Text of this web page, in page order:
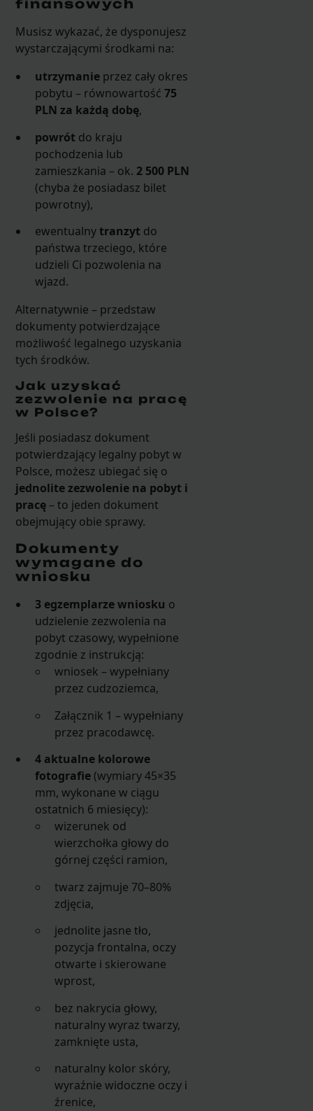
finansowych
Musisz wykazać, że dysponujesz
wystarczającymi środkami na:
utrzymanie przez cały okres
pobytu – równowartość75
PLN za każdą dobę,
powrót do kraju
pochodzenia lub
zamieszkania – ok. 2 500 PLN
(chyba że posiadasz bilet
powrotny),
ewentualnytranzyt do
państwa trzeciego, które
udzieli Ci pozwolenia na
wjazd.
Alternatywnie – przedstaw
dokumenty potwierdzające
możliwość legalnego uzyskania
tych środków.
Jak uzyskać
zezwolenie na pracę
w Polsce?
Jeśli posiadasz dokument
potwierdzający legalny pobyt w
Polsce, możesz ubiegać się o
jednolite zezwolenie na pobyt i
pracę– to jeden dokument
obejmujący obie sprawy.
Dokumenty
wymagane do
wniosku
3 egzemplarze wniosku o
udzielenie zezwolenia na
pobyt czasowy, wypełnione
zgodnie z instrukcją:
wniosek – wypełniany
przez cudzoziemca,
Załącznik 1 – wypełniany
przez pracodawcę.
4 aktualne kolorowe
fotografie (wymiary 45×35
mm, wykonane w ciągu
ostatnich 6 miesięcy):
wizerunek od
wierzchołka głowy do
górnej części ramion,
twarz zajmuje 70–80%
zdjęcia,
jednolite jasne tło,
pozycja frontalna, oczy
otwarte i skierowane
wprost,
bez nakrycia głowy,
naturalny wyraz twarzy,
zamknięte usta,
naturalny kolor skóry,
wyraźnie widoczne oczy i
źrenice,